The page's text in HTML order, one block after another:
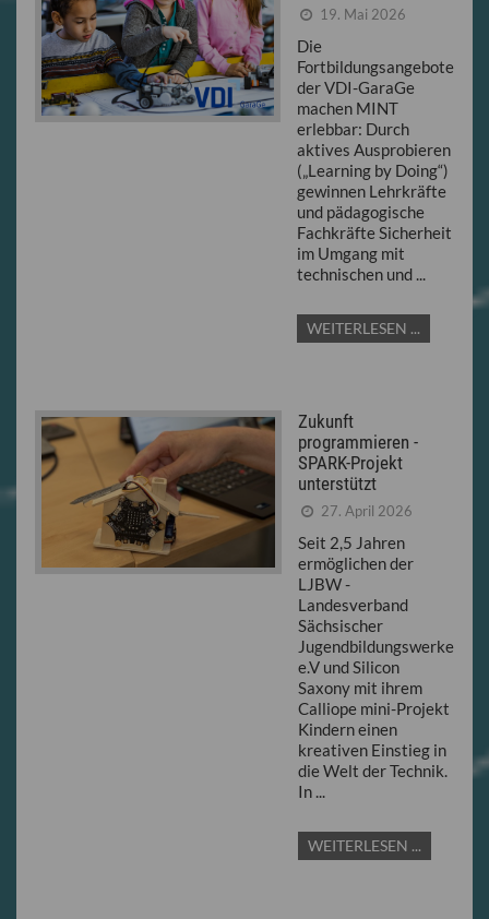
19. Mai 2026
Die
Fortbildungsangebote
der VDI-GaraGe
machen MINT
erlebbar: Durch
aktives Ausprobieren
(„Learning by Doing“)
gewinnen Lehrkräfte
und pädagogische
Fachkräfte Sicherheit
im Umgang mit
technischen und ...
WEITERLESEN ...
Zukunft
programmieren -
SPARK-Projekt
unterstützt
27. April 2026
Seit 2,5 Jahren
ermöglichen der
LJBW -
Landesverband
Sächsischer
Jugendbildungswerke
e.V und Silicon
Saxony mit ihrem
Calliope mini-Projekt
Kindern einen
kreativen Einstieg in
die Welt der Technik.
In ...
WEITERLESEN ...